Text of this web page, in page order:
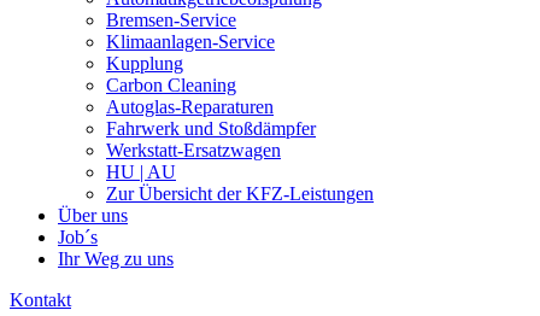
Bremsen-Service
Klimaanlagen-Service
Kupplung
Carbon Cleaning
Autoglas-Reparaturen
Fahrwerk und Stoßdämpfer
Werkstatt-Ersatzwagen
HU | AU
Zur Übersicht der KFZ-Leistungen
Über uns
Job´s
Ihr Weg zu uns
Kontakt